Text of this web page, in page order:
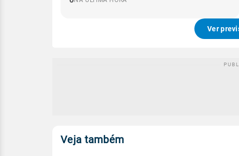
Ver
Veja também